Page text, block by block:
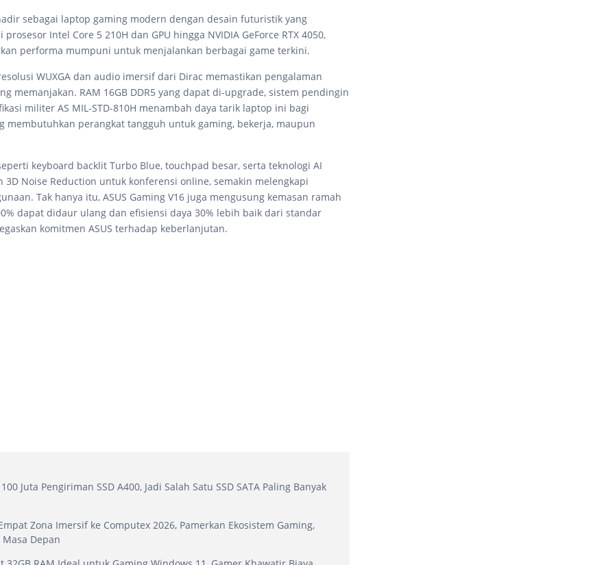
sebagai laptop gaming modern dengan desain futuristik yang
Intel Core 5 210H dan GPU hingga NVIDIA GeForce RTX 4050,
performa mumpuni untuk menjalankan berbagai game terkini.
WUXGA dan audio imersif dari Dirac memastikan pengalaman
memanjakan. RAM 16GB DDR5 yang dapat di-upgrade, sistem pendingin
militer AS MIL-STD-810H menambah daya tarik laptop ini bagi
membutuhkan perangkat tangguh untuk gaming, bekerja, maupun
keyboard backlit Turbo Blue, touchpad besar, serta teknologi AI
3D Noise Reduction untuk konferensi online, semakin melengkapi
Tak hanya itu, ASUS Gaming V16 juga mengusung kemasan ramah
dapat didaur ulang dan efisiensi daya 30% lebih baik dari standar
komitmen ASUS terhadap keberlanjutan.
Juta Pengiriman SSD A400, Jadi Salah Satu SSD SATA Paling Banyak
Zona Imersif ke Computex 2026, Pamerkan Ekosistem Gaming,
Masa Depan